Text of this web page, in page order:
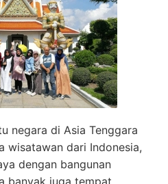
negara di Asia Tenggara
wisatawan dari Indonesia,
dengan bangunan
banyak juga tempat